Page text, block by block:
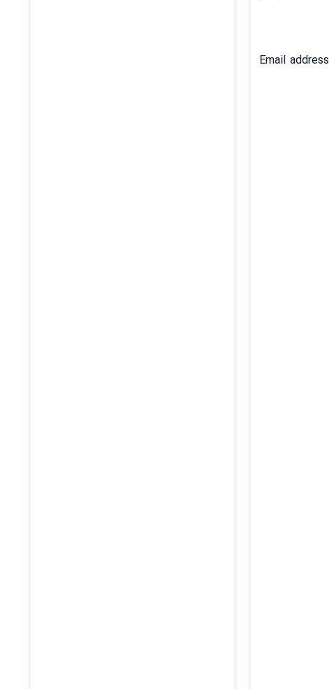
همچنین اگر قصد دارید با استفاده از آدرس ایمیل خود اقدام به ایجاد حساب اینستاگرام کنید، لازم است بر روی بخش Email address